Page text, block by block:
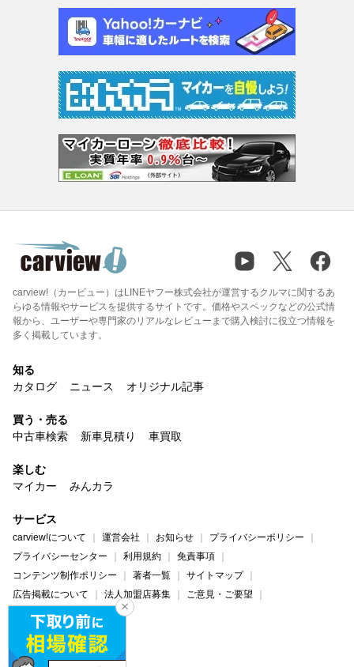
carview!（カービュー）はLINEヤフー株式会社が運営するクルマに関するあ
らゆる情報やサービスを提供するサイトです。価格やスペックなどの公式情
報から、ユーザーや専門家のリアルなレビューまで購入検討に役立つ情報を
多く掲載しています。
知る
カタログ
ニュース オリジナル記事
買う・売る
中古車検索
新車見積り 車買取
楽しむ
マイカー
みんカラ
サービス
carview!について 運営会社 お知らせ
プライバシーポリシー
プライバシーセンター
利用規約
免責事項
コンテンツ制作ポリシー
著者一覧
サイトマップ
広告掲載について
法人加盟店募集
ご意見・ご要望
ヘルプ・お問い合わせ
carview! Yahoo! JAPAN